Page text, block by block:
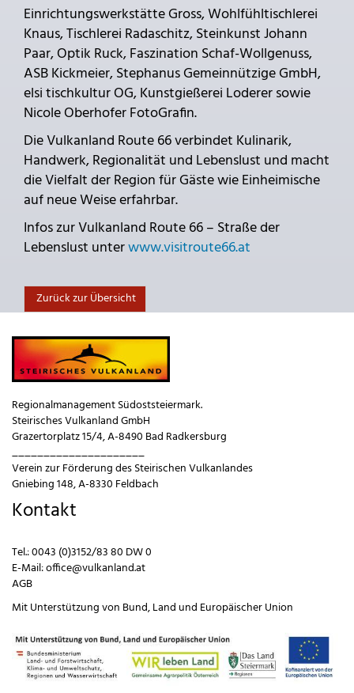
Einrichtungswerkstätte Gross, Wohlfühltischlerei
Knaus, Tischlerei Radaschitz, Steinkunst Johann
Paar, Optik Ruck, Faszination Schaf-Wollgenuss,
ASB Kickmeier, Stephanus Gemeinnützige GmbH,
elsi tischkultur OG, Kunstgießerei Loderer sowie
Nicole Oberhofer FotoGrafin.
Die Vulkanland Route 66 verbindet Kulinarik,
Handwerk, Regionalität und Lebenslust und macht
die Vielfalt der Region für Gäste wie Einheimische
auf neue Weise erfahrbar.
Infos zur Vulkanland Route 66 – Straße der
Lebenslust unterwww.visitroute66.at
Zurück zur Übersicht
Regionalmanagement Südoststeiermark.
Steirisches Vulkanland GmbH
Grazertorplatz 15/4, A-8490 Bad Radkersburg
_____________________
Verein zur Förderung des Steirischen Vulkanlandes
Gniebing 148, A-8330 Feldbach
Kontakt
Tel.:0043 (0)3152/83 80 DW 0
E-Mail:office@vulkanland.at
AGB
Mit Unterstützung von Bund,Land und Europäischer Union